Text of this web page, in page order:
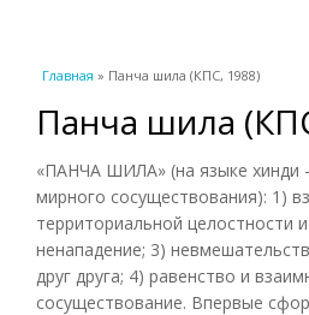
Вы здесь
Главная » Панча шила (КПС, 1988)
Панча шила
«ПАНЧА ШИЛА» (на языке хинди
мирного сосуществования): 1)
территориальной целостности
ненападение; 3)
друг друга; 4) равенство и
сосуществование. Впервые